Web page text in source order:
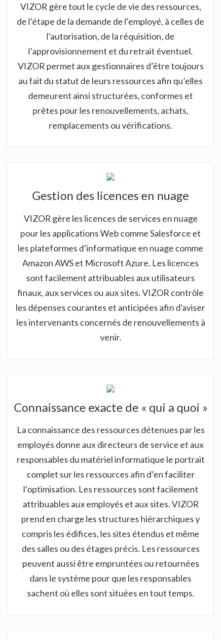
VIZOR gère tout le cycle de vie des ressources,
de l’étape de la demande de l’employé, à celles de
l’autorisation, de la réquisition, de
l’approvisionnement et du retrait éventuel.
VIZOR permet aux gestionnaires d’être toujours
au fait du statut de leurs ressources afin qu’elles
demeurent ainsi structurées, conformes et
prêtes pour les renouvellements, achats,
remplacements ou vérifications.
Gestion des licences en nuage
VIZOR gère les licences de services en nuage
pour les applications Web comme Salesforce et
les plateformes d’informatique en nuage comme
Amazon AWS et Microsoft Azure. Les licences
sont facilement attribuables aux utilisateurs
finaux, aux services ou aux sites. VIZOR contrôle
les dépenses courantes et anticipées afin d'aviser
les intervenants concernés de renouvellements à
venir.
Connaissance exacte de « qui a quoi »
La connaissance des ressources détenues par les
employés donne aux directeurs de service et aux
responsables du matériel informatique le portrait
complet sur les ressources afin d’en faciliter
l’optimisation. Les ressources sont facilement
attribuables aux employés et aux sites. VIZOR
prend en charge les structures hiérarchiques y
compris les édifices, les sites étendus et même
des salles ou des étages précis. Les ressources
peuvent aussi être empruntées ou retournées
dans le système pour que les responsables
sachent où elles sont situées en tout temps.